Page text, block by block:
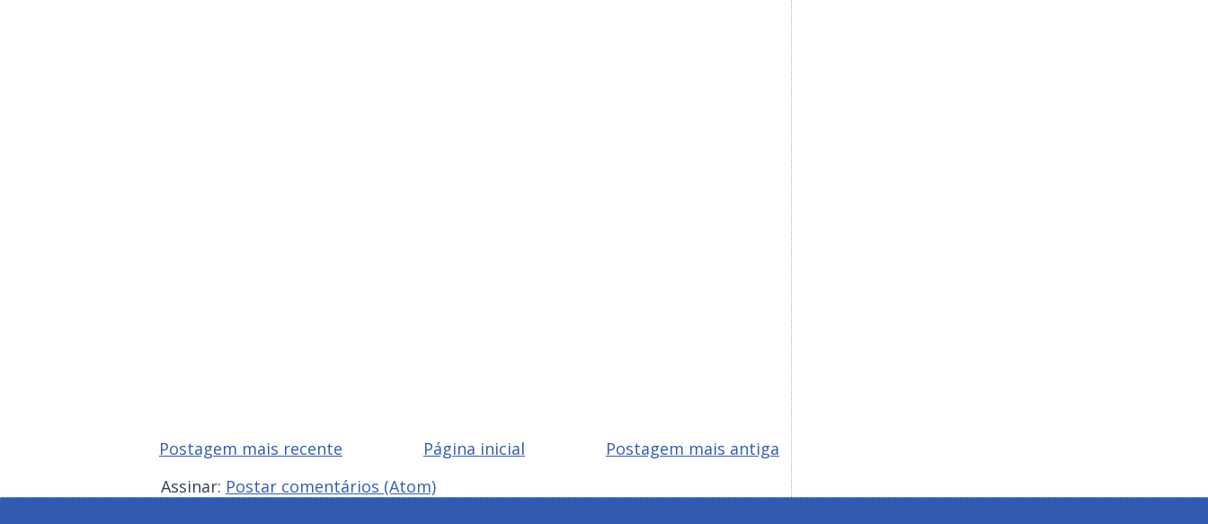
Postagem mais recente Postagem mais antiga
Página inicial
Assinar: Postar comentários (Atom)